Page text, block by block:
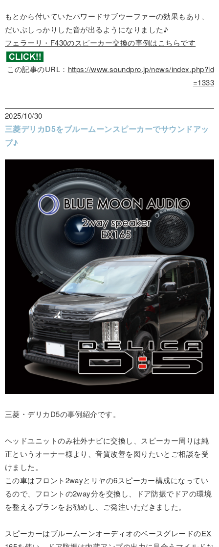
もとから付いていたパワードサブウーファーの効果もあり、
だいぶしっかりした音が出るようになりました♪
フェラーリ・F430のスピーカー交換の事例はこちらです
この記事のURL： https://www.soundpro.jp/news/index.php?id
=1333
2025/10/30
三菱デリカD5をブルームーンスピーカーでサウンドアッ
プ♪
三菱・デリカD5の事例紹介です。
ヘッドユニットのみ社外ナビに交換し、スピーカー周りは純
正というオーナー様より、音質改善を図りたいとご相談を受
けました。
この車はフロント2wayとリヤの6スピーカー構成になってい
るので、フロントの2way分を交換し、ドア防振でドアの環境
を整えるプランをお勧めし、ご発注いただきました。
スピーカーはブルームーンオーディオのベースグレードのEX